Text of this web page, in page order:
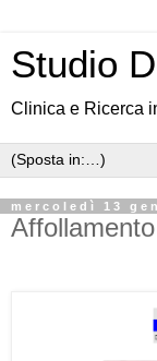
Studio
Clinica e Ricerca
mercoledì 13